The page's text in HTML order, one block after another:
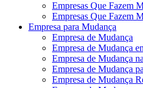
Empresas Que Fazem
Empresas Que Fazem
Empresa para Mudança
Empresa de Mudança
Empresa de Mudança
Empresa de Mudança
Empresa de Mudança
Empresa de Mudança